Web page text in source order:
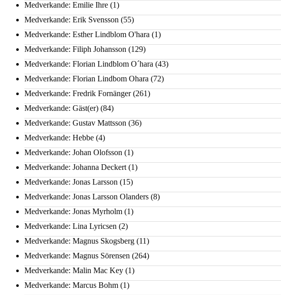
Medverkande: Emilie Ihre (1)
Medverkande: Erik Svensson (55)
Medverkande: Esther Lindblom O'hara (1)
Medverkande: Filiph Johansson (129)
Medverkande: Florian Lindblom O´hara (43)
Medverkande: Florian Lindbom Ohara (72)
Medverkande: Fredrik Fornänger(261)
Medverkande: Gäst(er) (84)
Medverkande: Gustav Mattsson (36)
Medverkande: Hebbe (4)
Medverkande: Johan Olofsson (1)
Medverkande: Johanna Deckert (1)
Medverkande: Jonas Larsson (15)
Medverkande: Jonas Larsson Olanders (8)
Medverkande: Jonas Myrholm (1)
Medverkande: Lina Lyricsen (2)
Medverkande: Magnus Skogsberg (11)
Medverkande: Magnus Sörensen (264)
Medverkande: Malin Mac Key (1)
Medverkande: Marcus Bohm (1)